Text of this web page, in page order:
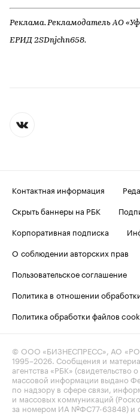
Реклама. Рекламодатель АО
ЕРИД 2SDnjchn658.
Контактная информация
Скрыть баннеры на РБК
Корпоративная подписка
О соблюдении авторских прав
Пользовательское соглашение
Политика в отношении
Политика обработки файлов
© ООО «БИЗНЕСПРЕСС», АО
1995–2026 . Сообщения и
агентства «РБК» (свидетельство
массовой информации выдано
по надзору в сфере связи,
и массовых коммуникаций
за номером ИА №ФС77-63848) и